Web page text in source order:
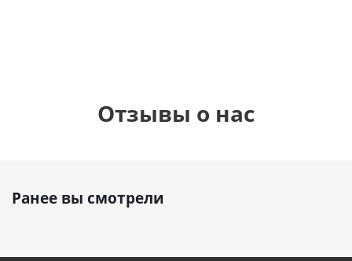
Отзывы о нас
Ранее вы смотрели